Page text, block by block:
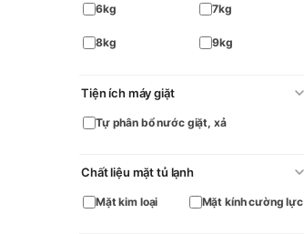
6kg 7kg
8kg 9kg
Tiện ích máy giặt
Tự phân bổ nước giặt, xả
Chất liệu mặt tủ lạnh
Mặt kim loại Mặt kính cường lực